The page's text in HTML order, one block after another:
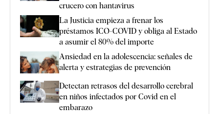
crucero con hantavirus
La Justicia empieza a frenar los
préstamos ICO-COVID y obliga al Estado
a asumir el 80% del importe
Ansiedad en la adolescencia: señales de
alerta y estrategias de prevención
Detectan retrasos del desarrollo cerebral
en niños infectados por Covid en el
embarazo